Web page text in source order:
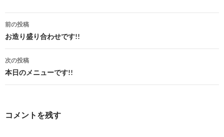
投
稿
ナ
ビ
ゲ
前の投稿
お造り盛り合わせです!!
次の投稿
本日のメニューです!!
コメントを残す